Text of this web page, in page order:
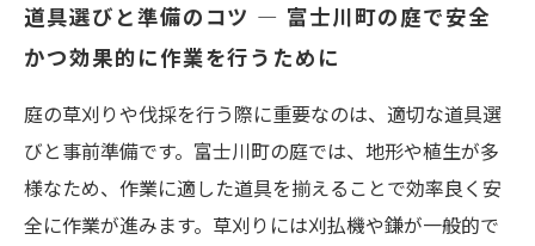
道具選びと準備のコツ — 富士川町の庭で安全
かつ効果的に作業を行うために
庭の草刈りや伐採を行う際に重要なのは、適切な道具選
びと事前準備です。富士川町の庭では、地形や植生が多
様なため、作業に適した道具を揃えることで効率良く安
全に作業が進みます。草刈りには刈払機や鎌が一般的で